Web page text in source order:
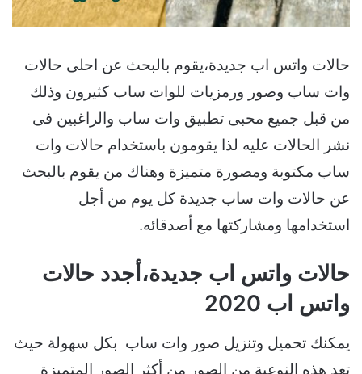
حالات واتس اب جديدة،يقوم بالبحث عن احلى حالات
وات ساب وصور ورمزيات للوات ساب كثيرون وذلك
من قبل جميع محبى تطبيق وات ساب والراغبين فى
نشر الحالات عليه لذا يقومون باستخدام حالات وات
ساب مكتوبة ومصورة متميزة وهناك من يقوم بالبحث
عن حالات وات ساب جديدة كل يوم من أجل
استخدامها ومشاركتها مع أصدقائه.
حالات واتس اب جديدة،أجدد حالات
واتس اب 2020
يمكنك تحميل وتنزيل صور وات ساب بكل سهولة حيث
تعد هذه النوعية من الصور من أكثر الصور المتميزة